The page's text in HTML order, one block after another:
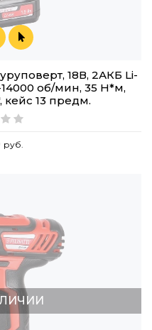
18В, 2АКБ Li-
14000 об/мин, 35 Н*м,
13 предм.
руб.